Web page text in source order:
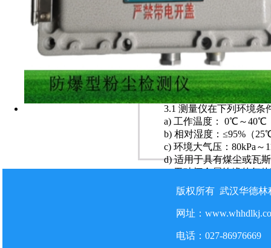
池盒内，构成本安电池
GB/T22084.2-2008 的要
9 工作电压：6.0V～8.4V
DC（本安）10 工作电流
11 防爆型式：矿用本质
12 外形尺寸：
13 重量≤2.50Kg
3、环境条件
3.1 测量仪在下列环境条
a) 工作温度： 0℃～40℃
b) 相对湿度：≤95%（
c) 环境大气压：80kPa～
d) 适用于具有煤尘或瓦
e) 无破坏金属绝缘的气
f）无滴水的场所。
3.2 贮存温度：-40℃～
4、结构特征和工作原理
HDL-CZ-1000 直读式
版权所有 武汉华德
网址：
电话：027-